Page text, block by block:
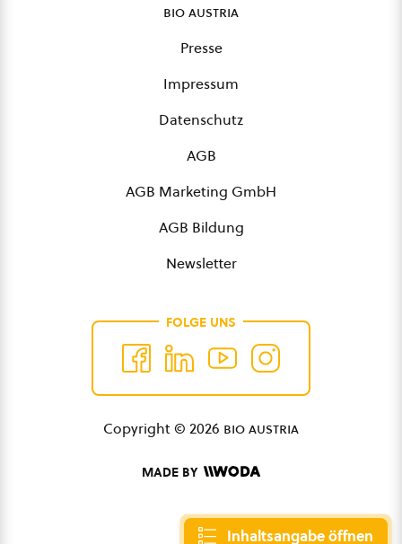
Inhaltsangabe öffnen
bio austria
Presse
Impressum
Datenschutz
AGB
AGB Marketing GmbH
AGB Bildung
Newsletter
FOLGE UNS
Copyright © 2026 bio austria
MADE BY